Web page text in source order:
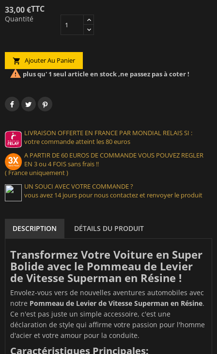
33,00 €TTC
Quantité
 Ajouter Au Panier
 plus qu' 1 seul article en stock ,ne passez pas à coter !
LIVRAISON OFFERTE EN FRANCE PAR MONDIAL RELAIS SI :
votre commande atteint les 80 euros
A PARTIR DE 60 EUROS DE COMMANDE VOUS POUVEZ REGLER
EN 3 ou 4 FOIS sans frais !!
( France uniquement )
UN SOUCI AVEC VOTRE COMMANDE ?
vous avez 14 jours pour nous contactez et renvoyer le produit
DESCRIPTION DÉTAILS DU PRODUIT
Transformez Votre Voiture en Super
Bolide avec le Pommeau de Levier
de Vitesse Superman en Résine !
Envolez-vous vers de nouvelles aventures automobiles avec
notre Pommeau de Levier de Vitesse Superman en Résine.
Ce n'est pas juste un simple accessoire, c'est une
déclaration de style qui affirme votre passion pour l'homme
d'acier et votre amour pour la conduite.
Caractéristiques Principales: